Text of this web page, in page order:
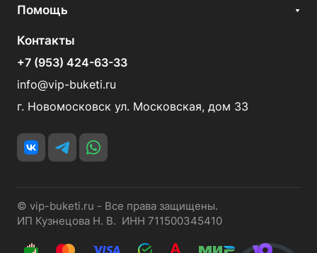
Помощь
Контакты
+7 (953) 424-63-33
info@vip-buketi.ru
г. Новомосковск ул. Московская, дом 33
© vip-buketi.ru - Все права защищены.
ИП Кузнецова Н. В. ИНН 711500345410